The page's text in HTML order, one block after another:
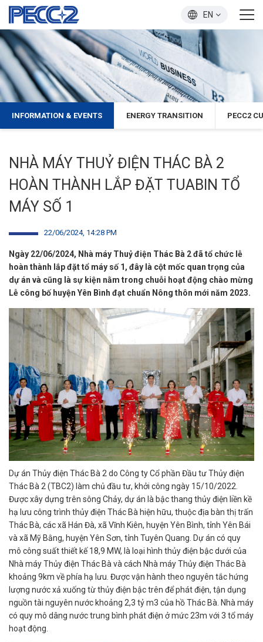
EN
INFORMATION & EVENTS ENERGY TRANSITION PECC2
NHÀ MÁY THUỶ ĐIỆN THÁC BÀ 2
HOÀN THÀNH LẮP ĐẶT TUABIN TỔ
MÁY SỐ 1
22/06/2024, 14:28 PM
Ngày 22/06/2024, Nhà máy Thuỷ điện Thác Bà 2 đã tổ chức lễ
hoàn thành lắp đặt tổ máy số 1, đây là cột mốc quan trọng của
dự án và cũng là sự kiện nằm trong chuỗi hoạt động chào mừng
Lễ công bố huyện Yên Bình đạt chuẩn Nông thôn mới năm 2023.
Dự án Thủy điện Thác Bà 2 do Công ty Cổ phần Đầu tư Thủy điện
Thác Bà 2 (TBC2) làm chủ đầu tư, khởi công ngày 15/10/2022.
Được xây dựng trên sông Chảy, dự án là bậc thang thủy điện liền kề
hạ lưu công trình thủy điện Thác Bà hiện hữu, thuộc địa bàn thị trấn
Thác Bà, các xã Hán Đà, xã Vĩnh Kiên, huyện Yên Bình, tỉnh Yên Bái
và xã Mỹ Bằng, huyện Yên Sơn, tỉnh Tuyên Quang. Dự án có quy
mô công suất thiết kế 18,9 MW, là loại hình thủy điện bậc dưới của
Nhà máy Thủy điện Thác Bà và cách Nhà máy Thủy điện Thác Bà
khoảng 9km về phía hạ lưu. Được vận hành theo nguyên tắc hứng
lượng nước xả xuống từ thủy điện bậc trên để phát điện, tận dụng
nguồn tài nguyên nước khoảng 2,3 tỷ m3 của hồ Thác Bà. Nhà máy
có quy mô dâng nước trung bình phát điện ở mức 23m với 3 tổ máy
hoạt động.